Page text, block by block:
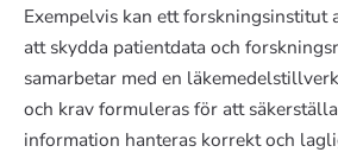
Exempelvis kan ett forskningsinstitut
att skydda patientdata och
samarbetar med en
och krav formuleras för att
information hanteras korrekt och